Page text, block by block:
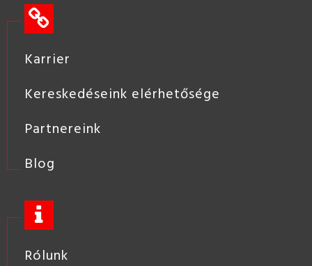
Karrier
Kereskedéseink elérhetősége
Partnereink
Blog
Rólunk